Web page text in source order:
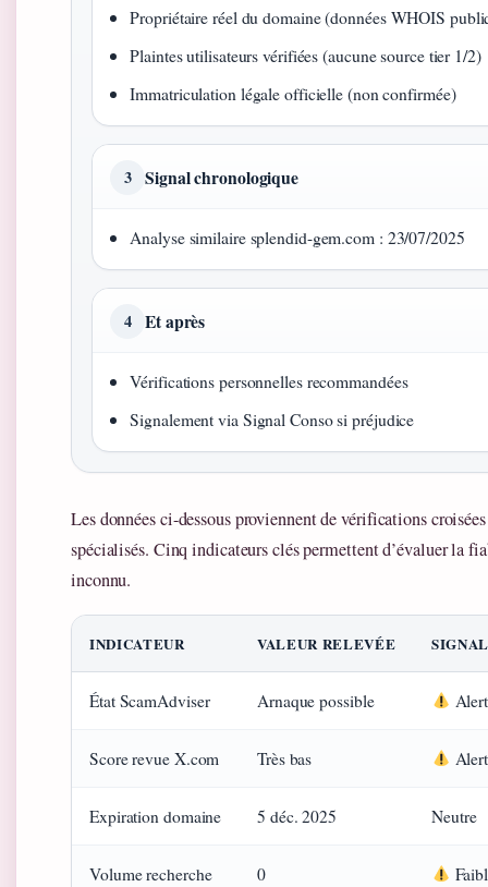
Propriétaire réel du domaine (données WHOIS
Plaintes utilisateurs vérifiées (aucune source tier 1/2)
Immatriculation légale officielle (non confirmée)
3 Signal chronologique
Analyse similaire splendid-gem.com : 23/07/2025
4 Et après
Vérifications personnelles recommandées
Signalement via Signal Conso si préjudice
Les données ci-dessous proviennent de vérifications
spécialisés. Cinq indicateurs clés permettent d’évaluer la
inconnu.
INDICATEUR VALEUR RELEVÉE SIGNAL
État ScamAdviser Arnaque possible
Score revue X.com Très bas
Expiration domaine 5 déc. 2025 Neutre
Volume recherche 0